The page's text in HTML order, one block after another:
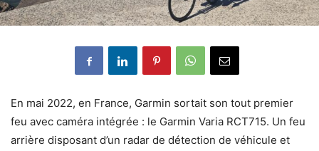
En mai 2022, en France, Garmin sortait son tout premier
feu avec caméra intégrée : le Garmin Varia RCT715. Un feu
arrière disposant d’un radar de détection de véhicule et